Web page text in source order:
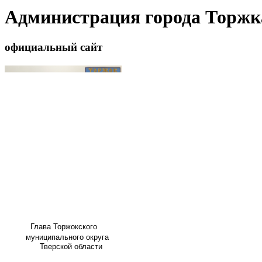
Администрация города
официальный сайт
Глава Торжокского
муниципального округа
Тверской области